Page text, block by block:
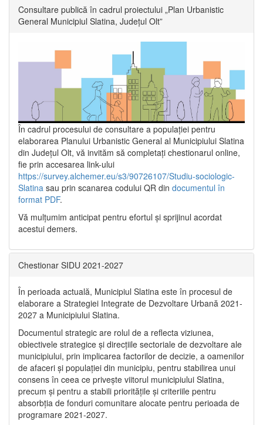
Consultare publică în cadrul proiectului „Plan Urbanistic
General Municipiul Slatina, Județul Olt”
În cadrul procesului de consultare a populaţiei pentru
elaborarea Planului Urbanistic General al Municipiului Slatina
din Județul Olt, vă invităm să completați chestionarul online,
fie prin accesarea link-ului
https://survey.alchemer.eu/s3/90726107/Studiu-sociologic-
Slatina sau prin scanarea codului QR din documentul în
format PDF.
Vă mulţumim anticipat pentru efortul şi sprijinul acordat
acestui demers.
Chestionar SIDU 2021-2027
În perioada actuală, Municipiul Slatina este în procesul de
elaborare a Strategiei Integrate de Dezvoltare Urbană 2021‐
2027 a Municipiului Slatina.
Documentul strategic are rolul de a reflecta viziunea,
obiectivele strategice și direcțiile sectoriale de dezvoltare ale
municipiului, prin implicarea factorilor de decizie, a oamenilor
de afaceri și populației din municipiu, pentru stabilirea unui
consens în ceea ce privește viitorul municipiului Slatina,
precum și pentru a stabili prioritățile și criteriile pentru
absorbția de fonduri comunitare alocate pentru perioada de
programare 2021-2027.